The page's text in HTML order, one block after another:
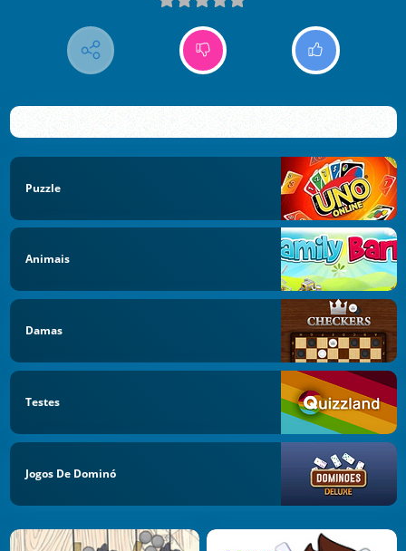
Puzzle
Animais
Damas
Testes
Jogos De Dominó